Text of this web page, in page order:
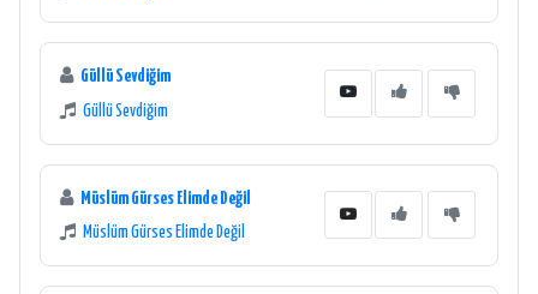
Güllü Sevdiğim
Güllü Sevdiğim
Müslüm Gürses Elimde Değil
Müslüm Gürses Elimde Değil